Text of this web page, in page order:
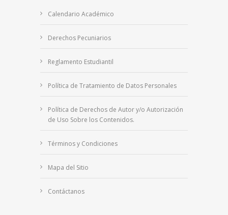
Calendario Académico
Derechos Pecuniarios
Reglamento Estudiantil
Política de Tratamiento de Datos Personales
Política de Derechos de Autor y/o Autorización
de Uso Sobre los Contenidos.
Términos y Condiciones
Mapa del Sitio
Contáctanos